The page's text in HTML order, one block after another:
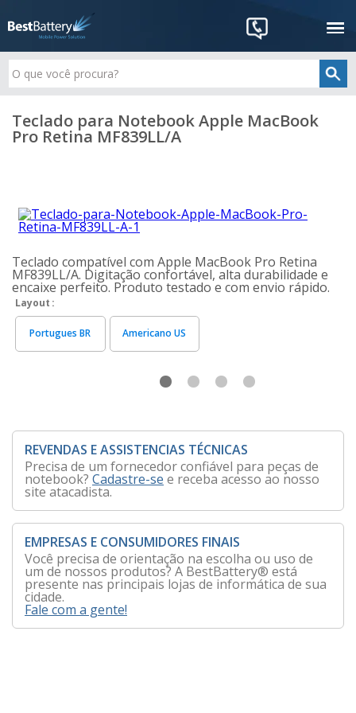
Teclado para Notebook Apple MacBook
Pro Retina MF839LL/A
Teclado compatível com Apple MacBook Pro Retina
MF839LL/A. Digitação confortável, alta durabilidade e
encaixe perfeito. Produto testado e com envio rápido.
Layout
Portugues BR Americano US
REVENDAS E ASSISTENCIAS TÉCNICAS
Precisa de um fornecedor confiável para peças de
notebook? Cadastre-se e receba acesso ao nosso
site atacadista.
EMPRESAS E CONSUMIDORES FINAIS
Você precisa de orientação na escolha ou uso de
um de nossos produtos? A BestBattery® está
presente nas principais lojas de informática de sua
cidade.
Fale com a gente!